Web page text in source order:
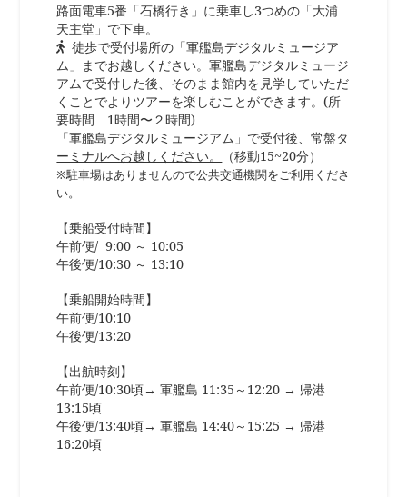
路面電車5番「石橋行き」に乗車し3つめの「大浦
天主堂」で下車。
徒歩で受付場所の「軍艦島デジタルミュージア
ム」までお越しください。軍艦島デジタルミュージ
アムで受付した後、そのまま館内を見学していただ
くことでよりツアーを楽しむことができます。(所
要時間 1時間〜２時間)
「軍艦島デジタルミュージアム」で受付後、常盤タ
ーミナルへお越しください。
（移動15~20分）
※駐車場はありませんので公共交通機関をご利用くださ
い。
【乗船受付時間】
午前便/ 9:00 ～ 10:05
午後便/10:30 ～ 13:10
【乗船開始時間】
午前便/10:10
午後便/13:20
【出航時刻】
午前便/10:30頃→ 軍艦島 11:35～12:20 → 帰港
13:15頃
午後便/13:40頃→ 軍艦島 14:40～15:25 → 帰港
16:20頃